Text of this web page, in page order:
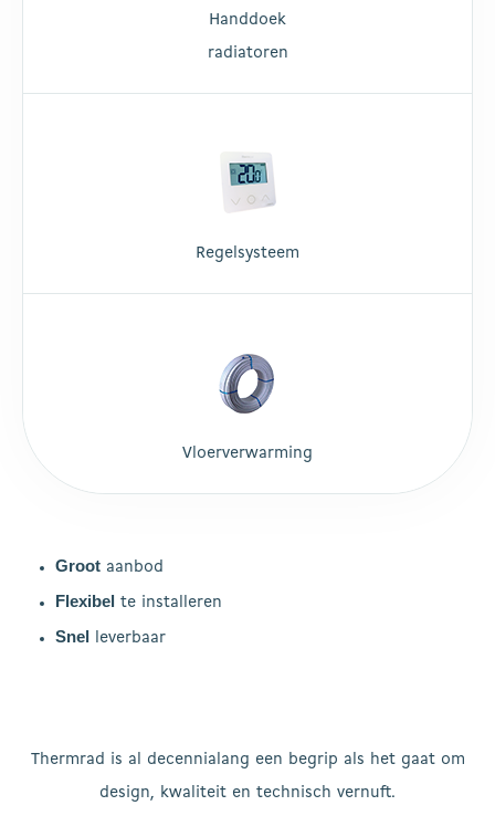
Handdoek
radiatoren
Regelsysteem
Vloerverwarming
Groot aanbod
Flexibel te installeren
Snel leverbaar
Thermrad is al decennialang een begrip als het gaat om
design, kwaliteit en technisch vernuft.